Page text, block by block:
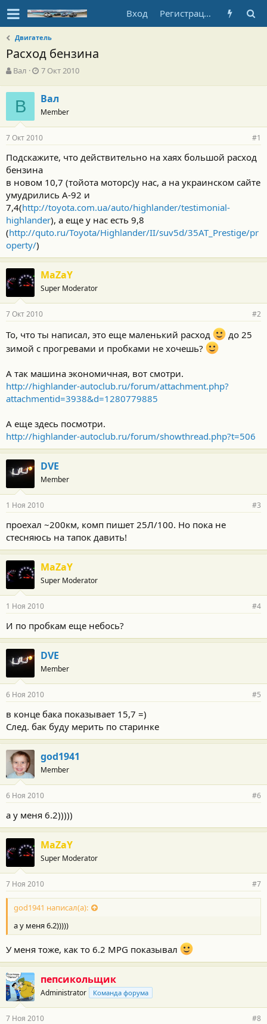
Вход Регистрация
Двигатель
Расход бензина
А
т
о
р
т
е
м
ы
Вал
Д
а
н
ч
а
л
а
7 Окт 2010
В Вал
Member
7 Окт 2010 #1
Подскажите, что действительно на хаях большой расход
бензина
в новом 10,7 (тойота моторс)у нас, а на украинском сайте
умудрились А-92 и
7,4(http://toyota.com.ua/auto/highlander/testimonial-
highlander), а еще у нас есть 9,8
(http://quto.ru/Toyota/Highlander/II/suv5d/35AT_Prestige/pr
operty/)
MaZaY
Super Moderator
7 Окт 2010 #2
То, что ты написал, это еще маленький расход
до 25
зимой с прогревами и пробками не хочешь?
А так машина экономичная, вот смотри.
http://highlander-autoclub.ru/forum/attachment.php?
attachmentid=3938&d=1280779885
А еще здесь посмотри.
http://highlander-autoclub.ru/forum/showthread.php?t=506
DVE
Member
1 Ноя 2010 #3
проехал ~200км, комп пишет 25Л/100. Но пока не
стесняюсь на тапок давить!
MaZaY
Super Moderator
1 Ноя 2010 #4
И по пробкам еще небось?
DVE
Member
6 Ноя 2010 #5
в конце бака показывает 15,7 =)
След. бак буду мерить по старинке
god1941
Member
6 Ноя 2010 #6
а у меня 6.2)))))
MaZaY
Super Moderator
7 Ноя 2010 #7
god1941 написал(а):
а у меня 6.2)))))
У меня тоже, как то 6.2 MPG показывал
пепсикольщик
Administrator Команда форума
7 Ноя 2010 #8